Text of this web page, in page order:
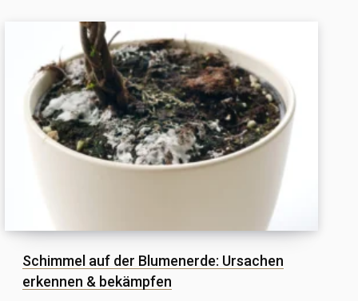
Schimmel auf der Blumenerde: Ursachen
erkennen & bekämpfen